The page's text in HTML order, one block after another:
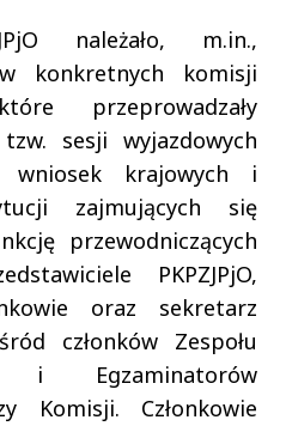
należało, m.in.,
konkretnych komisji
przeprowadzały
sesji wyjazdowych
wniosek krajowych i
zajmujących się
przewodniczących
PKPZJPjO,
oraz sekretarz
członków Zespołu
i Egzaminatorów
Komisji. Członkowie